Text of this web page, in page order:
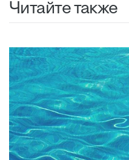
Читайте также